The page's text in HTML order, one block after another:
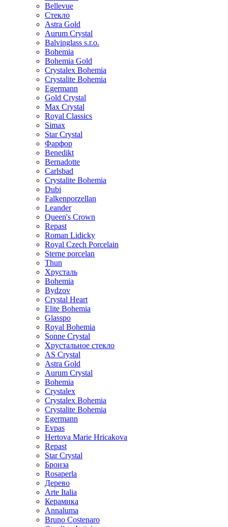
Bellevue
Стекло
Astra Gold
Aurum Crystal
Balvinglass s.r.o.
Bohemia
Bohemia Gold
Crystalex Bohemia
Crystalite Bohemia
Egermann
Gold Crystal
Max Crystal
Royal Classics
Simax
Star Crystal
Фарфор
Benedikt
Bernadotte
Carlsbad
Crystalite Bohemia
Dubi
Falkenporzellan
Leander
Queen's Crown
Repast
Roman Lidicky
Royal Czech Porcelain
Sterne porcelan
Thun
Хрусталь
Bohemia
Bydzov
Crystal Heart
Elite Bohemia
Glasspo
Royal Bohemia
Sonne Crystal
Хрустальное стекло
AS Crystal
Astra Gold
Aurum Crystal
Bohemia
Crystalex
Crystalex Bohemia
Crystalite Bohemia
Egermann
Evpas
Hertova Marie Hricakova
Repast
Star Crystal
Бронза
Rosaperla
Дерево
Arte Italia
Керамика
Annaluma
Bruno Costenaro